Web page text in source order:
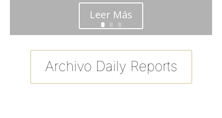
Leer Más
Archivo Daily Reports